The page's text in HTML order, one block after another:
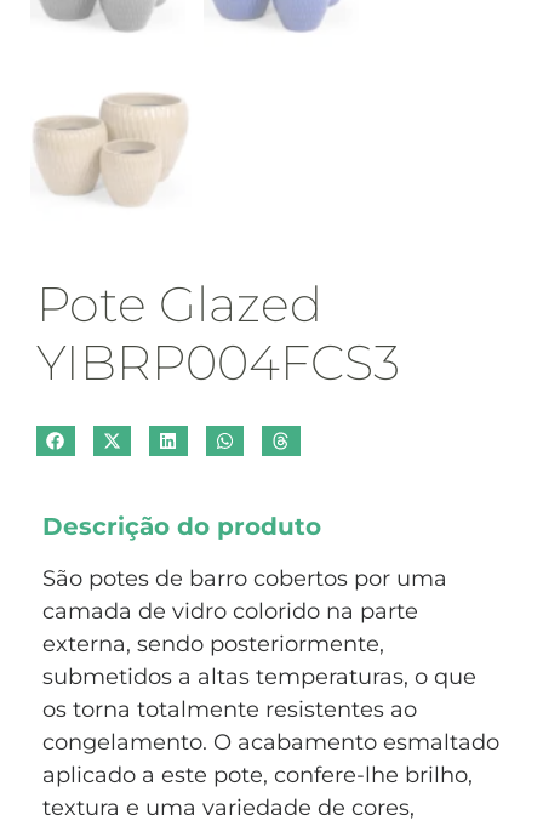
Pote Glazed
YIBRP004FCS3
Descrição do produto
São potes de barro cobertos por uma
camada de vidro colorido na parte
externa, sendo posteriormente,
submetidos a altas temperaturas, o que
os torna totalmente resistentes ao
congelamento. O acabamento esmaltado
aplicado a este pote, confere-lhe brilho,
textura e uma variedade de cores,